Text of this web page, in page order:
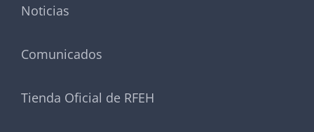
Noticias
Comunicados
Tienda Oficial de RFEH